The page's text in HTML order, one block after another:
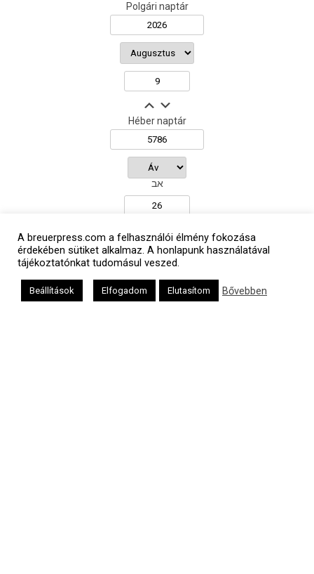
Polgári naptár
Héber naptár
אב
Oldalunkat a Mazsök támogatja
A breuerpress.com a felhasználói élmény fokozása
érdekében sütiket alkalmaz. A honlapunk használatával
tájékoztatónkat tudomásul veszed.
Beállítások Elfogadom Elutasítom Bővebben